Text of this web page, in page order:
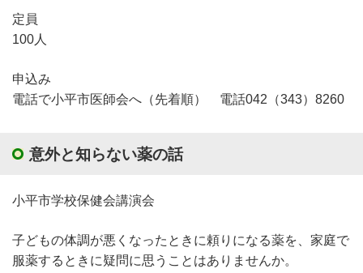
定員
100人
申込み
電話で小平市医師会へ（先着順） 電話042（343）8260
意外と知らない薬の話
小平市学校保健会講演会
子どもの体調が悪くなったときに頼りになる薬を、家庭で
服薬するときに疑問に思うことはありませんか。